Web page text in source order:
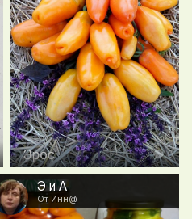
0
Э и А
От Инн@